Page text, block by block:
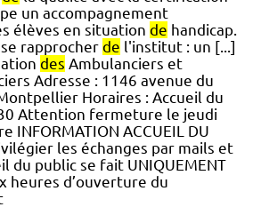
un accompagnement
élèves en situation de handicap.
rapprocher de l'institut : un [...]
des Ambulanciers et
Adresse : 1146 avenue du
Horaires : Accueil du
Attention fermeture le jeudi
INFORMATION ACCUEIL DU
les échanges par mails et
du public se fait UNIQUEMENT
heures d’ouverture du